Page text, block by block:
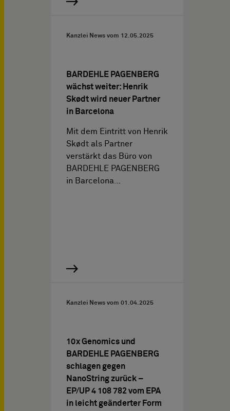
Kanzlei News vom 12.05.2025
BARDEHLE PAGENBERG
wächst weiter: Henrik
Skødt wird neuer Partner
in Barcelona
Mit dem Eintritt von Henrik
Skødt als Partner
verstärkt das Büro von
BARDEHLE PAGENBERG
in Barcelona…
Kanzlei News vom 01.04.2025
10x Genomics und
BARDEHLE PAGENBERG
schlagen gegen
NanoString zurück –
EP/UP 4 108 782 vom EPA
in leicht geänderter Form